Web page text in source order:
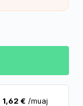
1,62 € /muaj